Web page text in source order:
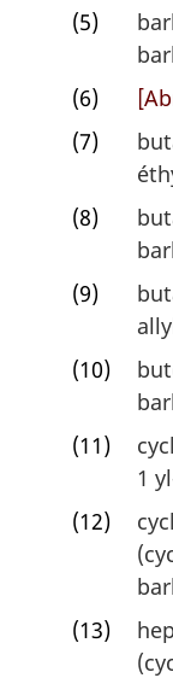
(5)
(6)
(7)
(8)
(9)
(10)
(11)
1
(12)
(13)